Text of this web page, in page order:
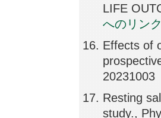
LIFE
へのリン
Effects of
20231003
Resting
study.,